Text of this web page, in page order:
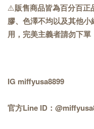
⚠️販售商品皆為百分百
膠、色澤不均以及其他
用，完美主義者請勿下單
IG miffyusa8899
官方Line ID：